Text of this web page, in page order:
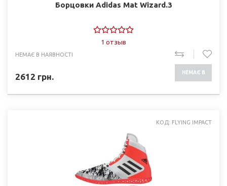
Борцовки Adidas Mat Wizard.3
1 отзыв
НЕМАЄ В НАЯВНОСТІ
2612 грн. НЕМАЄ В
КОД: FLYING IMPACT